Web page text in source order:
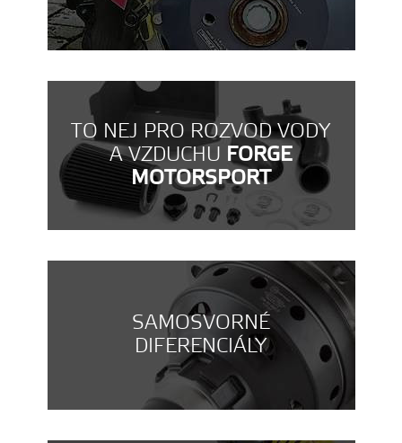
TO NEJ PRO ROZVOD VODY
A VZDUCHU FORGE
MOTORSPORT
SAMOSVORNÉ
DIFERENCIÁLY